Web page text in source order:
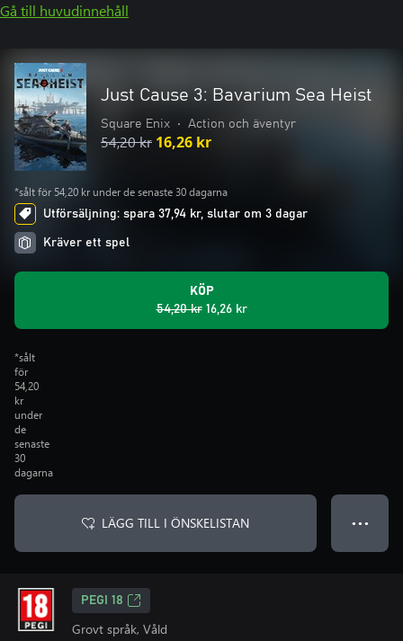
Gå till huvudinnehåll
Just Cause 3: Bavarium Sea Heist
Square Enix • Action och äventyr
54,20 kr 16,26 kr
*sålt för 54,20 kr under de senaste 30 dagarna
Utförsäljning: spara 37,94 kr, slutar om 3 dagar
Kräver ett spel
KÖP
54,20 kr 16,26 kr
*sålt
för
54,20
kr
under
de
senaste
30
dagarna
LÄGG TILL I ÖNSKELISTAN ● ● ●
PEGI 18
Grovt språk, Våld